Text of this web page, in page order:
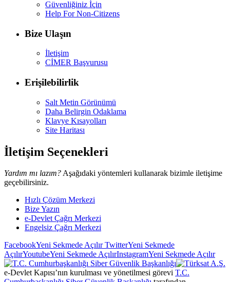
Güvenliğiniz İçin
Help For Non-Citizens
Bize Ulaşın
İletişim
CİMER Başvurusu
Erişilebilirlik
Salt Metin Görünümü
Daha Belirgin Odaklama
Klavye Kısayolları
Site Haritası
İletişim Seçenekleri
Yardım mı lazım?Aşağıdaki yöntemleri kullanarak bizimle iletişime
geçebilirsiniz.
Hızlı Çözüm Merkezi
Bize Yazın
e-Devlet Çağrı Merkezi
Engelsiz Çağrı Merkezi
FacebookYeni Sekmede AçılırTwitterYeni Sekmede
AçılırYoutubeYeni Sekmede AçılırInstagramYeni Sekmede Açılır
e-Devlet Kapısı’nın kurulması ve yönetilmesi görevi T.C.